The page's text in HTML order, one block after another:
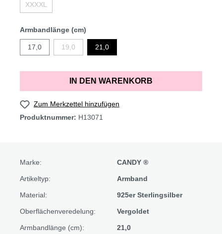
XXXXL
Armbandlänge (cm)
17,0 19,0 21,0
IN DEN WARENKORB
Zum Merkzettel hinzufügen
Produktnummer: H13071
Marke: CANDY ®
Artikeltyp: Armband
Material: 925er Sterlingsilber
Oberflächenveredelung: Vergoldet
Armbandlänge (cm): 21,0